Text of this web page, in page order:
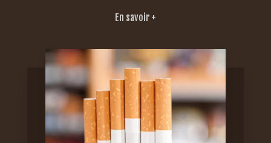
En savoir +